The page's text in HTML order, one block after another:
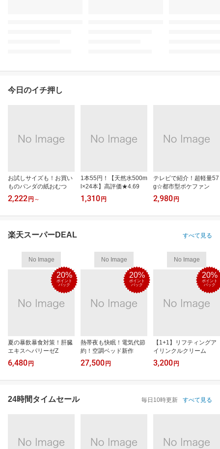
今日のイチ押し
お試しサイズも！お買い
ものパンダの紙おむつ
2,222 円 ～
1本55円！【天然水500m
l×24本】高評価★4.69
1,310 円
テレビで紹介！超軽量57
g☆都市型ポケファン
2,980 円
楽天スーパーDEAL すべて見る
No Image
20%
ポイント
バック
夏の暴飲暴食対策！肝臓
エキスヘパリーゼZ
6,480 円
No Image
20%
ポイント
バック
熱帯夜も快眠！電気代節
約！空調ベッド新作
27,500 円
No Image
20%
ポイント
バック
【1+1】リフティングア
イリンクルクリーム
3,200 円
24時間タイムセール 毎日10時更新 すべて見る